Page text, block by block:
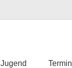
Jugend